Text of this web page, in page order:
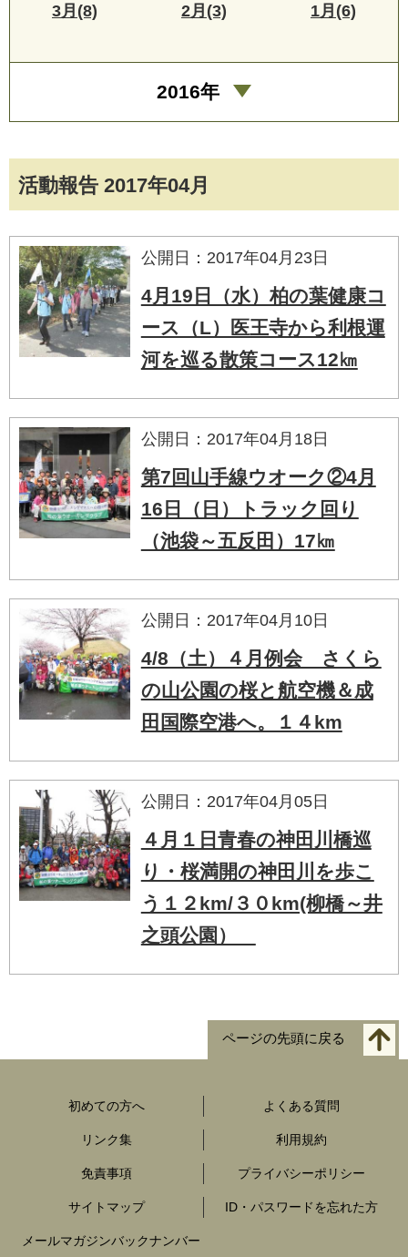
活動報告 2017年04月
公開日：2017年04月23日
4月19日（水）柏の葉健康コ
ース（L）医王寺から利根運
河を巡る散策コース12㎞
公開日：2017年04月18日
第7回山手線ウオーク②4月
16日（日）トラック回り
（池袋～五反田）17㎞
公開日：2017年04月10日
4/8（土）４月例会 さくら
の山公園の桜と航空機＆成
田国際空港へ。１４km
公開日：2017年04月05日
４月１日青春の神田川橋巡
り・桜満開の神田川を歩こ
う１２km/３０km(柳橋～井
之頭公園）
3月(8) 2月(3) 1月(6)
2016年
ページの先頭に戻る
初めての方へ よくある質問
リンク集 利用規約
免責事項 プライバシーポリシー
サイトマップ ID・パスワードを忘れた方
メールマガジンバックナンバー